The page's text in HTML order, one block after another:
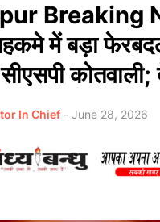
Breaking
में बड़ा
In Chief - June 28, 2026